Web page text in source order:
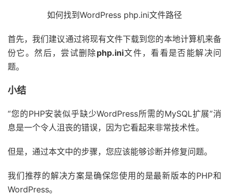
如何找到WordPress php.ini文件路径
首先，我们建议通过将现有文件下载到您的本地计算机来备
份它。然后，尝试删除php.ini文件，看看是否能解决问
题。
小结
“您的PHP安装似乎缺少WordPress所需的MySQL扩展”消
息是一个令人沮丧的错误，因为它看起来非常技术性。
但是，通过本文中的步骤，您应该能够诊断并修复问题。
我们推荐的解决方案是确保您使用的是最新版本的PHP和
WordPress。